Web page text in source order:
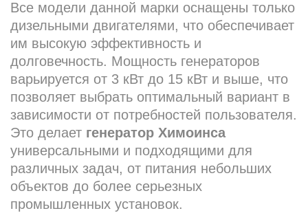
Все модели данной марки оснащены только
дизельными двигателями, что обеспечивает
им высокую эффективность и
долговечность. Мощность генераторов
варьируется от 3 кВт до 15 кВт и выше, что
позволяет выбрать оптимальный вариант в
зависимости от потребностей пользователя.
Это делает генератор Химоинса
универсальными и подходящими для
различных задач, от питания небольших
объектов до более серьезных
промышленных установок.